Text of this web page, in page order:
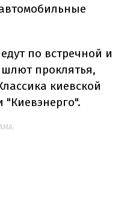
по встречной и
проклятья,
киевской